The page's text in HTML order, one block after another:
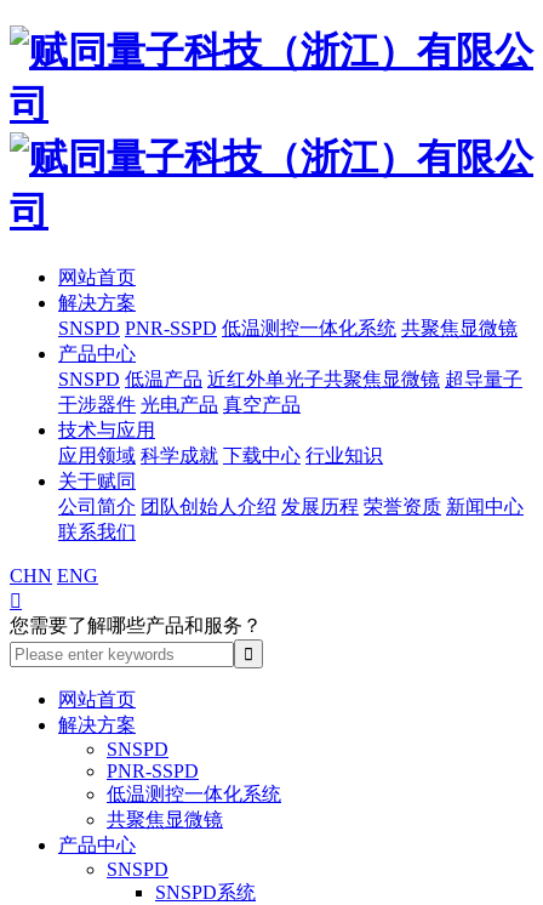
网站首页
解决方案
SNSPD PNR-SSPD 低温测控一体化系统 共聚焦显微镜
产品中心
SNSPD 低温产品 近红外单光子共聚焦显微镜 超导量子
干涉器件 光电产品 真空产品
技术与应用
应用领域 科学成就 下载中心 行业知识
关于赋同
公司简介 团队创始人介绍 发展历程 荣誉资质 新闻中心
联系我们
CHN ENG

您需要了解哪些产品和服务？
网站首页
解决方案
SNSPD
PNR-SSPD
低温测控一体化系统
共聚焦显微镜
产品中心
SNSPD
SNSPD系统